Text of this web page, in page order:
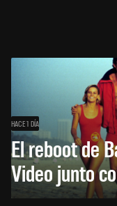
HACE 1 DÍA
El reboot de
Video junto